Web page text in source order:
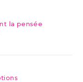
la pensée